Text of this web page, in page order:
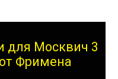
для Москвич 3
Фримена